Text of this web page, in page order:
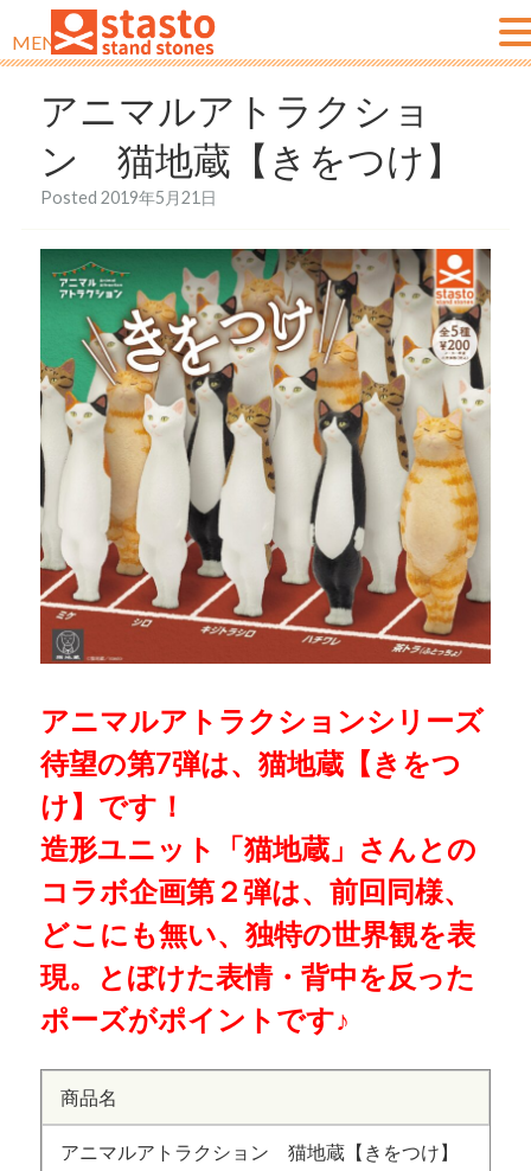
アニマルアトラクショ
ン 猫地蔵【きをつけ】
Posted 2019年5月21日
アニマルアトラクションシリーズ
待望の第7弾は、猫地蔵【きをつ
け】です！
造形ユニット「猫地蔵」さんとの
コラボ企画第２弾は、前回同様、
どこにも無い、独特の世界観を表
現。とぼけた表情・背中を反った
ポーズがポイントです♪
商品名
アニマルアトラクション 猫地蔵【きをつけ】
MENU